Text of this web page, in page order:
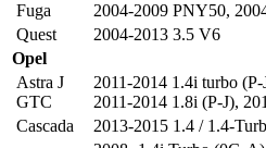
Fuga
2004-2009 PNY50,
Quest
2004-2013 3.5 V6
Opel
Astra J
GTC
2011-2014 1.4i turbo (P-
2011-2014 1.8i (P-J),
Cascada
2013-2015 1.4 / 1.4-